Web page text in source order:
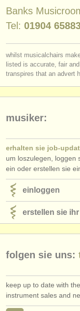
über
rss feeds
nachrichten in
verlage:
ATS
Banks
Tel: 01904
whilst musicalchairs
listed is accurate, fair
transpires that an advert
musiker:
erhalten sie job-
um loszulegen, loggen
ein oder erstellen sie
einloggen
erstellen sie
folgen sie uns:
keep up to date with
instrument sales and